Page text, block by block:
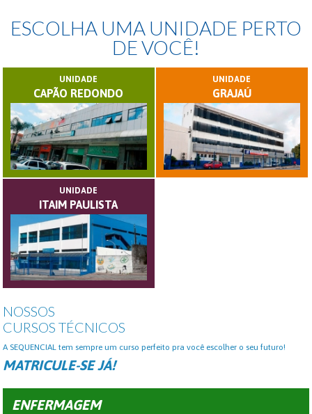
ESCOLHA UMA UNIDADE PERTO
DE VOCÊ!
UNIDADE
CAPÃO REDONDO
UNIDADE
GRAJAÚ
UNIDADE
ITAIM PAULISTA
NOSSOS
CURSOS TÉCNICOS
A SEQUENCIAL tem sempre um curso perfeito pra você escolher o seu futuro!
MATRICULE-SE JÁ!
ENFERMAGEM